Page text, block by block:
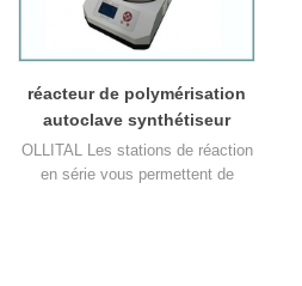
réacteur de polymérisation
autoclave synthétiseur
parallèle de laboratoire en
acier inoxydable
OLLITAL Les stations de réaction
en série vous permettent de